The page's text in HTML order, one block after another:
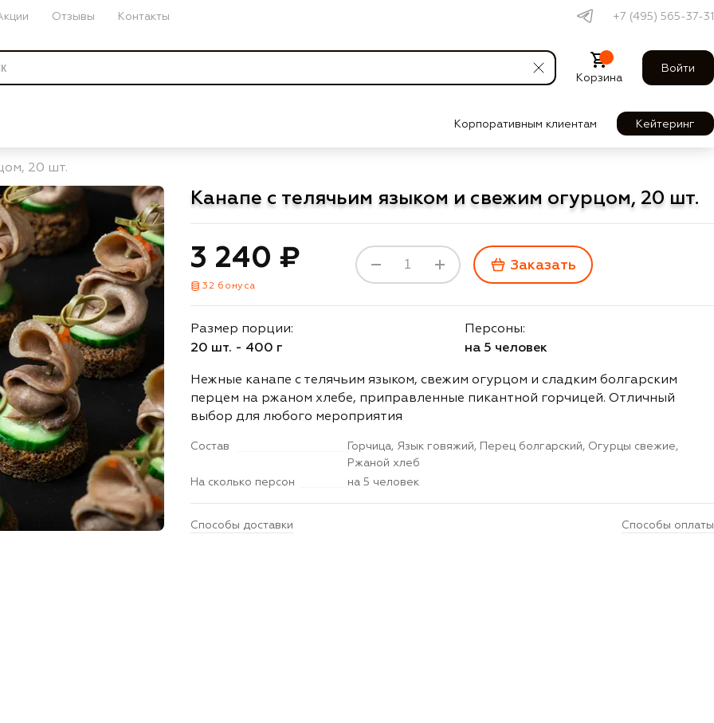
Отзывы Контакты +7 (495) 565-37-31
Корзина
Войти
Корпоративным клиентам Кейтеринг
20 шт.
Канапе с телячьим языком и свежим огурцом, 20 шт.
3 240 ₽
32 бонуса
Заказать
Размер порции:
20 шт. - 400 г
Персоны:
на 5 человек
Нежные канапе с телячьим языком, свежим огурцом и сладким болгарским
перцем на ржаном хлебе, приправленные пикантной горчицей. Отличный
выбор для любого мероприятия
Состав
Горчица, Язык говяжий, Перец болгарский, Огурцы свежие,
Ржаной хлеб
На сколько персон
на 5 человек
Способы доставки Способы оплаты